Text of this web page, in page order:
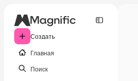
Создать
Главная
Поиск